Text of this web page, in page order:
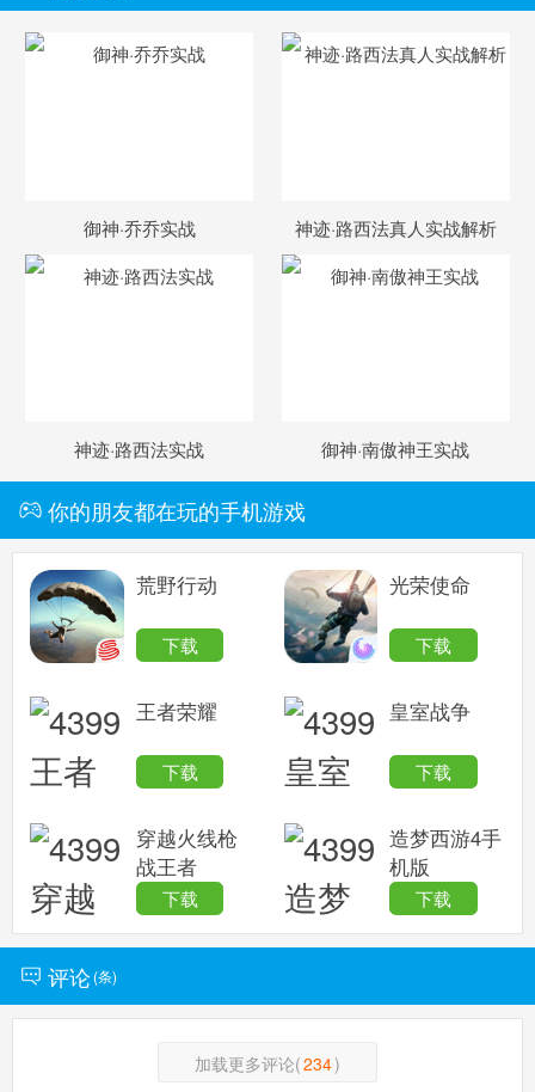
御神·乔乔实战 神迹·路西法真人实战解析
神迹·路西法实战 御神·南傲神王实战
你的朋友都在玩的手机游戏
荒野行动
下载
光荣使命
下载
王者荣耀
下载
皇室战争
下载
穿越火线枪
战王者
下载
造梦西游4手
机版
下载
评论(条)
加载更多评论(234)